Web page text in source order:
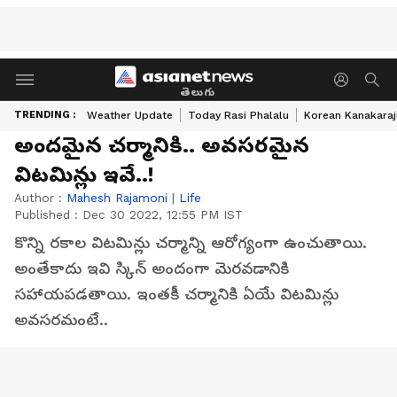
తెలుగు
TRENDING : Weather Update Today Rasi Phalalu Korean
అందమైన చర్మానికి.. అవసరమైన
విటమిన్లు ఇవే..!
Author : Mahesh Rajamoni | Life
Published : Dec 30 2022, 12:55 PM IST
కొన్ని రకాల విటమిన్లు చర్మాన్ని ఆరోగ్యంగా ఉంచుతాయి.
అంతేకాదు ఇవి స్కిన్ అందంగా మెరవడానికి
సహాయపడతాయి. ఇంతకీ చర్మానికి ఏయే విటమిన్లు
అవసరమంటే..